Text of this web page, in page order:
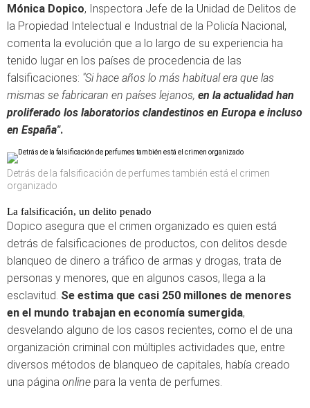
Mónica Dopico, Inspectora Jefe de la Unidad de Delitos de
la Propiedad Intelectual e Industrial de la Policía Nacional,
comenta la evolución que a lo largo de su experiencia ha
tenido lugar en los países de procedencia de las
falsificaciones: "Si hace años lo más habitual era que las
mismas se fabricaran en países lejanos, en la actualidad han
proliferado los laboratorios clandestinos en Europa e incluso
en España".
Detrás de la falsificación de perfumes también está el crimen
organizado
La falsificación, un delito penado
Dopico asegura que el crimen organizado es quien está
detrás de falsificaciones de productos, con delitos desde
blanqueo de dinero a tráfico de armas y drogas, trata de
personas y menores, que en algunos casos, llega a la
esclavitud. Se estima que casi 250 millones de menores
en el mundo trabajan en economía sumergida,
desvelando alguno de los casos recientes, como el de una
organización criminal con múltiples actividades que, entre
diversos métodos de blanqueo de capitales, había creado
una página online para la venta de perfumes.